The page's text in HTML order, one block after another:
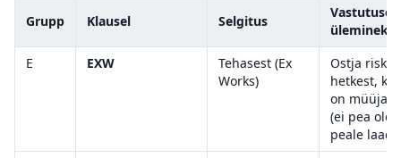
Grupp Klausel Selgitus
Vastutuse
üleminek
E
EXW
Tehasest (Ex
Works)
Ostja risk
hetkest,
on müüja
(ei pea
peale